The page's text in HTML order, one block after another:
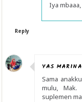
Iya
Reply
YAS
Sama
mulu, Mak.
suplemen